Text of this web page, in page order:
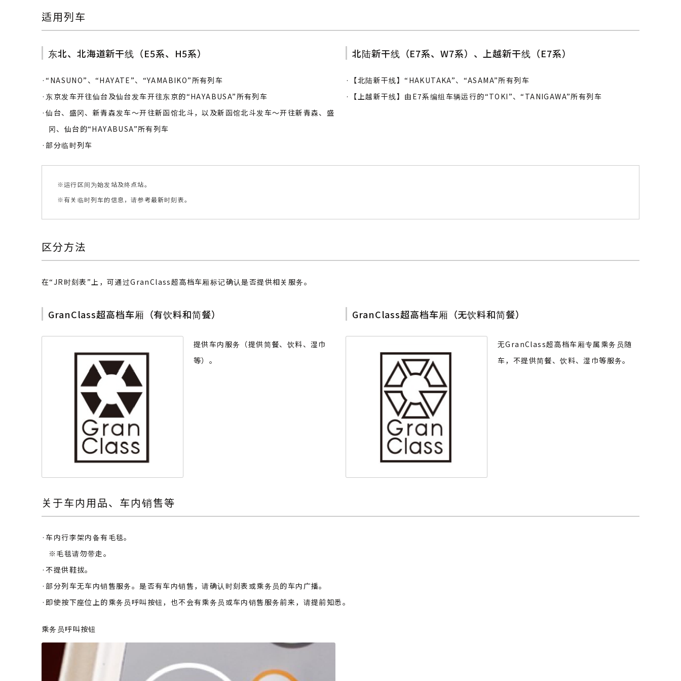
适用列车
东北、北海道新干线（E5系、H5系）
·“NASUNO”、“HAYATE”、“YAMABIKO”所有列车
·东京发车开往仙台及仙台发车开往东京的“HAYABUSA”所有列车
·仙台、盛冈、新青森发车〜开往新函馆北斗，以及新函馆北斗发车〜开往新青森、盛
冈、仙台的“HAYABUSA”所有列车
·部分临时列车
北陆新干线（E7系、W7系）、上越新干线（E7系）
·【北陆新干线】“HAKUTAKA”、“ASAMA”所有列车
·【上越新干线】由E7系编组车辆运行的“TOKI”、“TANIGAWA”所有列车
※运行区间为始发站及终点站。
※有关临时列车的信息，请参考最新时刻表。
区分方法
在“JR时刻表”上，可通过GranClass超高档车厢标记确认是否提供相关服务。
GranClass超高档车厢（有饮料和简餐）
提供车内服务（提供简餐、饮料、湿巾
等）。
GranClass超高档车厢（无饮料和简餐）
无GranClass超高档车厢专属乘务员随
车，不提供简餐、饮料、湿巾等服务。
关于车内用品、车内销售等
·车内行李架内备有毛毯。
※毛毯请勿带走。
·不提供鞋拔。
·部分列车无车内销售服务。是否有车内销售，请确认时刻表或乘务员的车内广播。
·即使按下座位上的乘务员呼叫按钮，也不会有乘务员或车内销售服务前来，请提前知悉。
乘务员呼叫按钮